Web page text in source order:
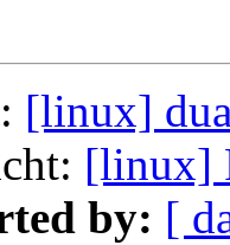
[linux]
[linux]
by: [